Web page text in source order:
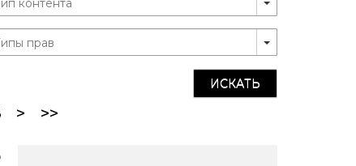
ИСКАТЬ
> >>